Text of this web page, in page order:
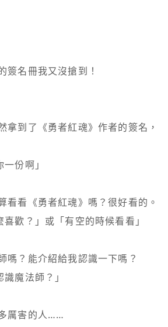
簽名冊我又沒搶到！
拿到了《勇者紅魂》作者的簽名，
看看《勇者紅魂》嗎？很好看的。
嗎？能介紹給我認識一下嗎？
厲害的人……